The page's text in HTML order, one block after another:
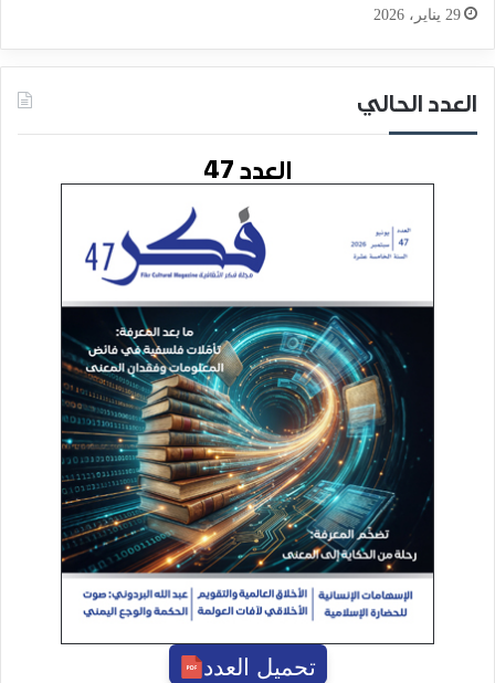
29 يناير، 2026
العدد الحالي
العدد 47
تحميل العدد